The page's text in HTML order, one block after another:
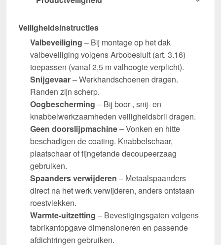
Veiligheidsinstructies
Valbeveiliging – Bij montage op het dak
valbeveiliging volgens Arbobesluit (art. 3.16)
toepassen (vanaf 2,5 m valhoogte verplicht).
Snijgevaar– Werkhandschoenen dragen.
Randen zijn scherp.
Oogbescherming – Bij boor-, snij- en
knabbelwerkzaamheden veiligheidsbril dragen.
Geen doorslijpmachine– Vonken en hitte
beschadigen de coating. Knabbelschaar,
plaatschaar of fijngetande decoupeerzaag
gebruiken.
Spaanders verwijderen – Metaalspaanders
direct na het werk verwijderen, anders ontstaan
roestvlekken.
Warmte-uitzetting – Bevestigingsgaten volgens
fabrikantopgave dimensioneren en passende
afdichtringen gebruiken.